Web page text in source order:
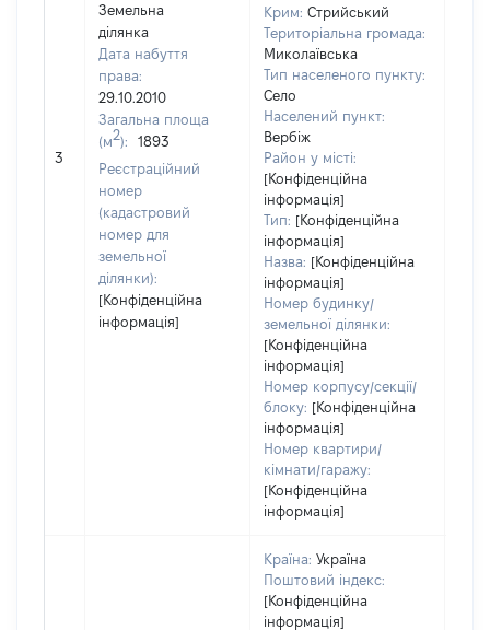
3
Земельна
ділянка
Дата набуття
права:
29.10.2010
Загальна площа
(м2):
1893
Реєстраційний
номер
(кадастровий
номер для
земельної
ділянки):
[Конфіденційна
інформація]
Крим: Стрийський
Територіальна громада:
Миколаївська
Тип населеного пункту:
Село
Населений пункт:
Вербіж
Район у місті:
[Конфіденційна
інформація]
Тип: [Конфіденційна
інформація]
Назва: [Конфіденційна
інформація]
Номер будинку/
земельної ділянки:
[Конфіденційна
інформація]
Номер корпусу/секції/
блоку: [Конфіденційна
інформація]
Номер квартири/
кімнати/гаражу:
[Конфіденційна
інформація]
Країна: Україна
Поштовий індекс:
[Конфіденційна
інформація]